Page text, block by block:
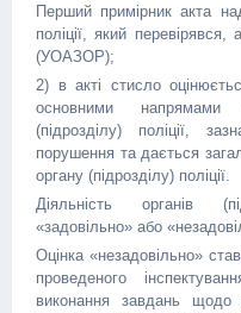
Перший примірник акта
поліції, який
(УОАЗОР);
2) в акті стисло
основними напрямами
(підрозділу) поліції,
порушення та дається
органу (підрозділу) поліції.
Діяльність органів
«задовільно» або
Оцінка «незадовільно»
проведеного
виконання завдань щодо